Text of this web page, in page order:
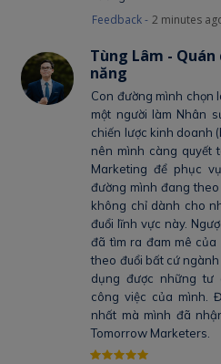
Feedback - 2 minutes
Con đường mình chọn
một người làm Nhân
chiến lược kinh doanh
nên mình càng quyết
Marketing để phục
đường mình đang
không chỉ dành cho
đuổi lĩnh vực này.
đã tìm ra đam mê
theo đuổi bất cứ
dụng được những tư
công việc của mình.
nhất mà mình đã
Tomorrow Marketers.
Tùng Lâm -
năng